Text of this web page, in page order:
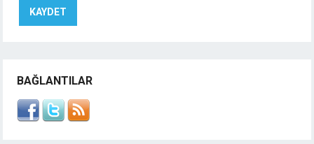
BAĞLANTILAR